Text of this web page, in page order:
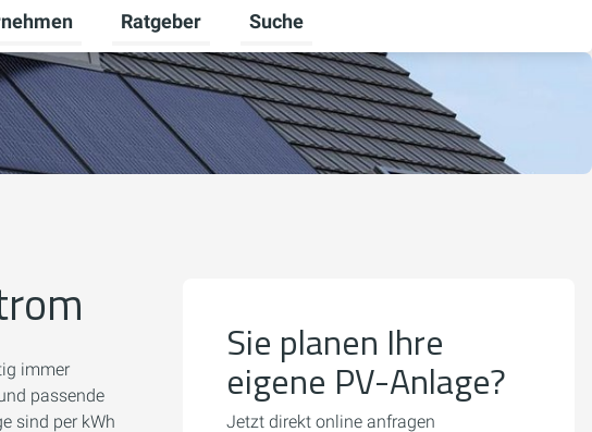
umschalten
für Karriere umschalten
Untermenü für Unternehmen umschalten
Ratgeber
Untermenü für Ratgeber umschalten
Suche
immer
passende
sind per kWh
Sie planen Ihre
eigene PV-Anlage?
Jetzt direkt online anfragen